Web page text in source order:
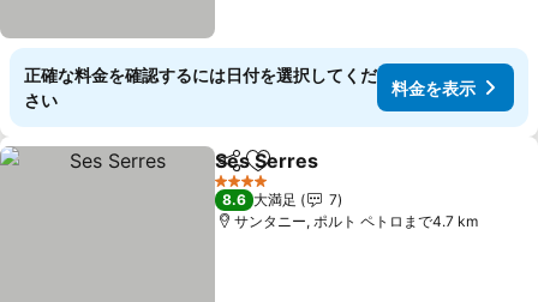
正確な料金を確認するには日付を選択してくだ
さい
料金を表示
シェアお気に入りに追加
Ses Serres
4 ホテルのランク
8.6 大満足
7
サンタニー, ポルト ペトロまで4.7 km